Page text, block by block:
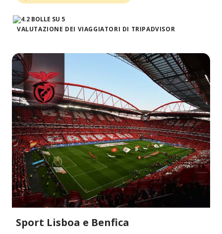
VALUTAZIONE DEI VIAGGIATORI DI TRIPADVISOR
Sport Lisboa e Benfica